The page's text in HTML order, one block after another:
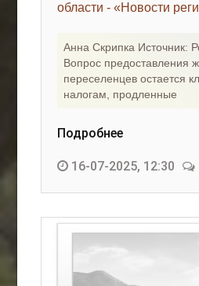
области - «Новости
Анна Скрипка Источник:
Вопрос предоставления
переселенцев остается
налогам, продленные
Подробнее
16-07-2025, 12:30